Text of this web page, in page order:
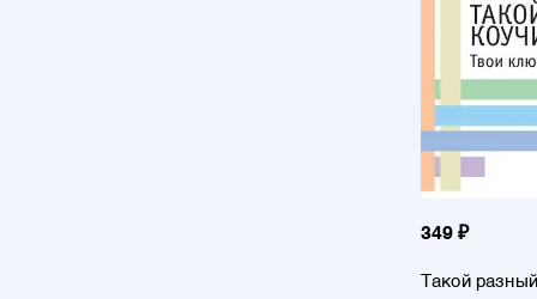
349 ₽
Такой